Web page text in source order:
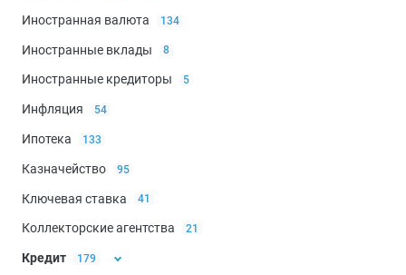
ИИС — индивидуальный инвестиционный счет
Инвестиционные проекты
Иностранная валюта 134
Иностранные вклады 8
Иностранные кредиторы 5
Инфляция 54
Ипотека 133
Казначейство 95
Ключевая ставка 41
Коллекторские агентства 21
Кредит 179